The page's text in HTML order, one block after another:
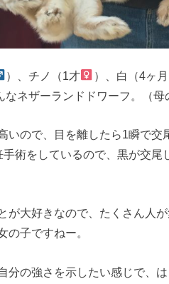
）、チノ（1才 ）、白（4ヶ月
なネザーランドドワーフ。（母
いので、目を離したら1瞬で
術をしているので、黒が交
が大好きなので、たくさん人
の子ですねー。
分の強さを示したい感じで、